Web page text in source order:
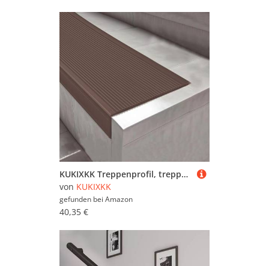
KUKIXKK Treppenprofil, treppenkantenprofil selbstklebend kantenprofil aus Vinyl, kantenschutz selbstklebend zum Abziehen und Aufkleben, für Innen- und Außentreppen, B 10x4 cm(Brown,3.6m/11.81ft)
von KUKIXKK
gefunden bei Amazon
40,35 €